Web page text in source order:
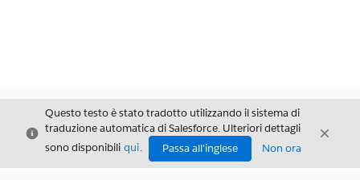
Chiudi
Questo testo è stato tradotto utilizzando il sistema di
traduzione automatica di Salesforce. Ulteriori dettagli
sono disponibili qui. Passa all'inglese Non ora
Chiudi